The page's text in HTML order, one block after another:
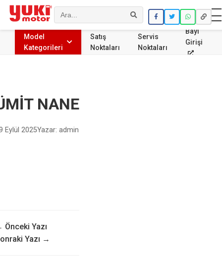
Ara
Model
Kategorileri
Satış
Noktaları
Servis
Noktaları
Bayi
Girişi
NANE
Eylül 2025Yazar: admin
Önceki Yazı
Yazı →